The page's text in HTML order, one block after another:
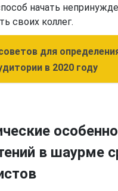
начать
своих коллег.
для
в 2020 году
в шаурме